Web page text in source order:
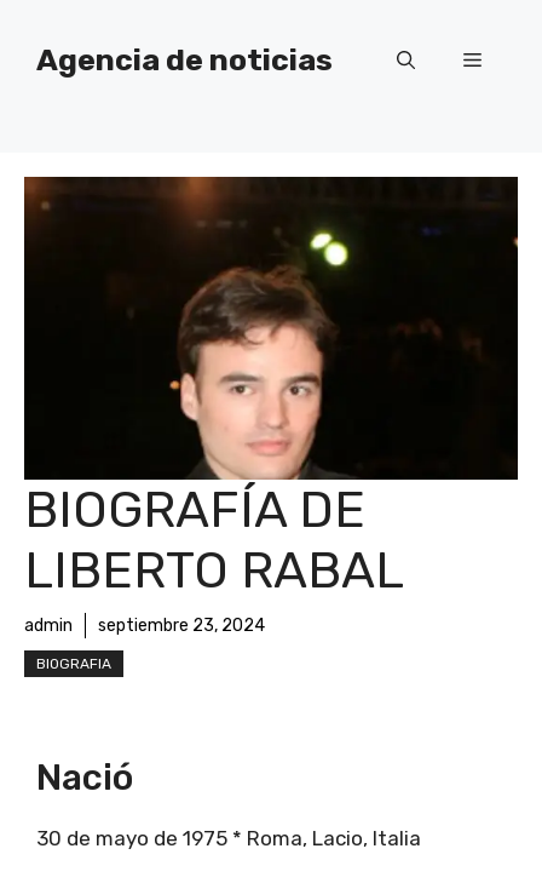
contenido
Agencia de noticias Menú
BIOGRAFÍA DE
LIBERTO RABAL
admin septiembre 23, 2024
BIOGRAFIA
Nació
30 de mayo de 1975 * Roma, Lacio, Italia